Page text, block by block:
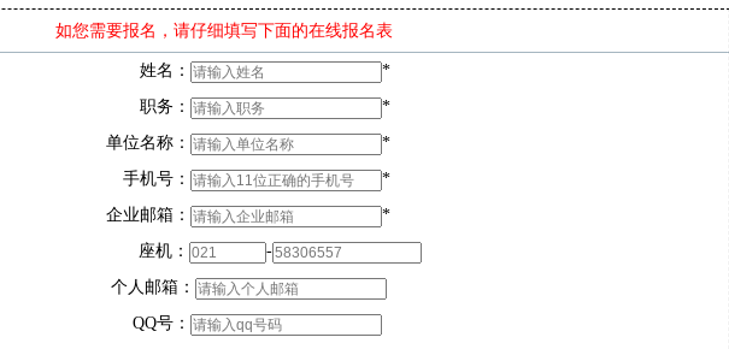
如您需要报名，请仔细填写下面的在线报名表
姓名：
*
职务：
*
单位名称：
*
手机号：
*
企业邮箱：
*
座机：
-
个人邮箱：
QQ号：